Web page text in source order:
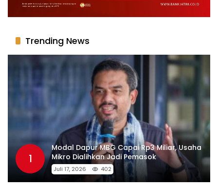
Trending News
1
Modal Dapur MBG Capai Rp3 Miliar, Usaha
Mikro Dialihkan Jadi Pemasok
Juli 17, 2026 402